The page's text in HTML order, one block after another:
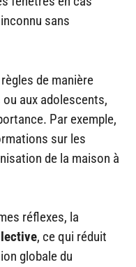
sans
de manière
aux adolescents,
Par exemple,
sur les
de la maison à
réflexes, la
, ce qui réduit
globale du